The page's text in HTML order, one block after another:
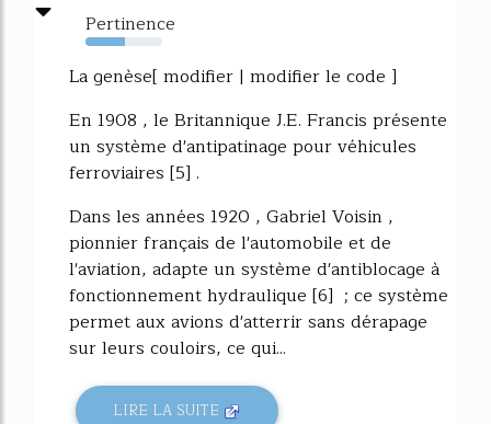
Pertinence
51%
La genèse[ modifier | modifier le code ]
En 1908 , le Britannique J.E. Francis présente
un système d'antipatinage pour véhicules
ferroviaires [5] .
Dans les années 1920 , Gabriel Voisin ,
pionnier français de l'automobile et de
l'aviation, adapte un système d'antiblocage à
fonctionnement hydraulique [6] ; ce système
permet aux avions d'atterrir sans dérapage
sur leurs couloirs, ce qui...
LIRE LA SUITE